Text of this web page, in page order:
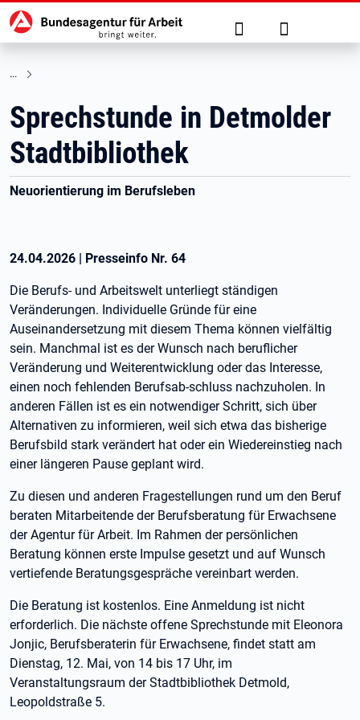
zu den Hauptinhalten springen
Hauptnavigation Suche Anmelden
Sprechstunde in Detmolder
Stadtbibliothek
Neuorientierung im Berufsleben
24.04.2026 | Presseinfo Nr. 64
Die Berufs- und Arbeitswelt unterliegt ständigen
Veränderungen. Individuelle Gründe für eine
Auseinandersetzung mit diesem Thema können vielfältig
sein. Manchmal ist es der Wunsch nach beruflicher
Veränderung und Weiterentwicklung oder das Interesse,
einen noch fehlenden Berufsab-schluss nachzuholen. In
anderen Fällen ist es ein notwendiger Schritt, sich über
Alternativen zu informieren, weil sich etwa das bisherige
Berufsbild stark verändert hat oder ein Wiedereinstieg nach
einer längeren Pause geplant wird.
Zu diesen und anderen Fragestellungen rund um den Beruf
beraten Mitarbeitende der Berufsberatung für Erwachsene
der Agentur für Arbeit. Im Rahmen der persönlichen
Beratung können erste Impulse gesetzt und auf Wunsch
vertiefende Beratungsgespräche vereinbart werden.
Die Beratung ist kostenlos. Eine Anmeldung ist nicht
erforderlich. Die nächste offene Sprechstunde mit Eleonora
Jonjic, Berufsberaterin für Erwachsene, findet statt am
Dienstag, 12. Mai, von 14 bis 17 Uhr, im
Veranstaltungsraum der Stadtbibliothek Detmold,
Leopoldstraße 5.